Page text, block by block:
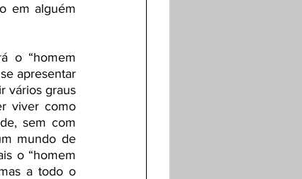
em alguém
o “homem
apresentar
vários graus
viver como
sem com
mundo de
o “homem
a todo o